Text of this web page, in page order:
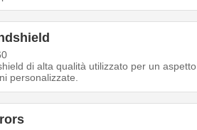
di alta qualità utilizzato per un aspetto
personalizzate.